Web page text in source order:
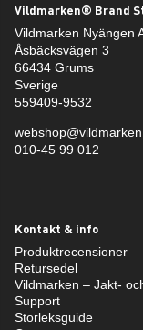
Vildmarken® Brand
Vildmarken Nyängen
Åsbäcksvägen 3
66434 Grums
Sverige
559409-9532
010-45 99 012
Kontakt & info
Produktrecensioner
Retursedel
Vildmarken – Jakt-
Support
Storleksguide